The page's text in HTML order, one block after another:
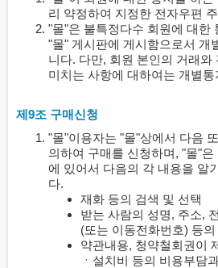
리 약정하여 지정한 전자우편
"몰"은 불특정다수 회원에 대한
"몰" 게시판에 게시함으로서 개
니다. 다만, 회원 본인의 거래와
미치는 사항에 대하여는 개별통
제9조 구매신청
"몰"이용자는 "몰"상에서 다음
의하여 구매를 신청하며, "몰"
에 있어서 다음의 각 내용을 알
다.
재화 등의 검색 및 선택
받는 사람의 성명, 주소,
(또는 이동전화번호) 등의
약관내용, 청약철회권이
ㆍ설치비 등의 비용부담